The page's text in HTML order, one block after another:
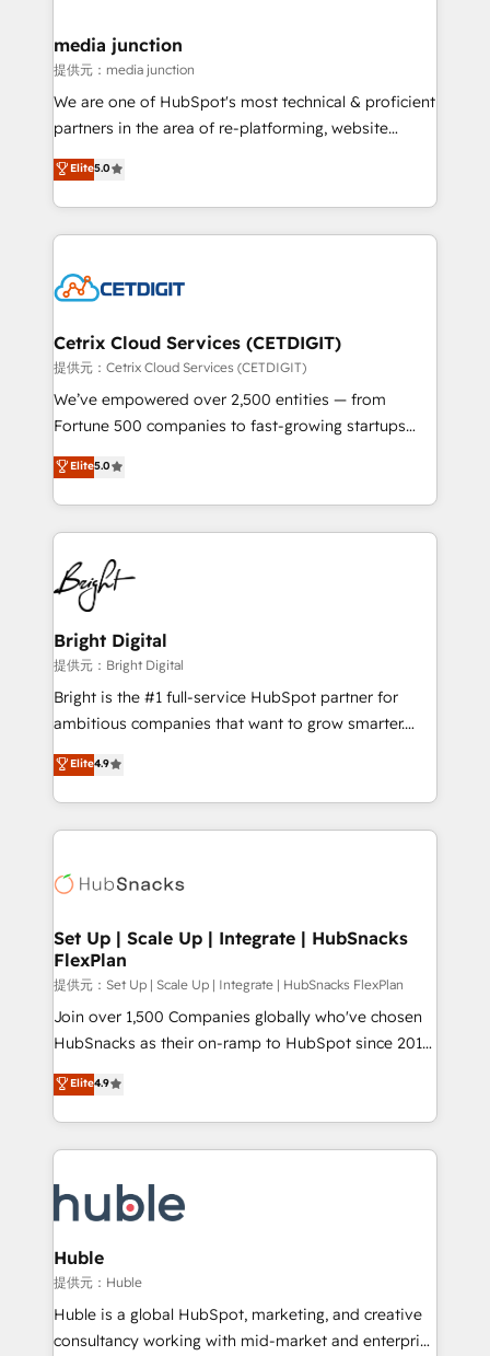
Mexico, USA, and Portugal—we've executed over a
hundred successful operations. Our approach,
rooted in RevOps principles, integrates analysis,
training, planning, and qualification. Leveraging
inbound marketing tactics, we focus on
understanding, nurturing, and converting leads.
competitive market.
media junction
提供元：media junction
We are one of HubSpot's most technical & proficient
partners in the area of re-platforming, website
design & development. We specialize in multi-hub
implementations for mid-market & enterprise
companies. We are woman-owned, powered by
coffee, and we ❤️ dogs. We produce award-winning
Impact Award 🏆2022 Technical Expertise Impact
Award 🏆2020 Elite Solutions Partner 🏆2019
Integrations HubSpot Impact Award 🏆2019
Marketing Enablement HubSpot Impact Award 🏆
2018 Website Design HubSpot Impact Award 🏆2017
Growth-Driven Design Agency of the Year 🏆2016
Sales Enablement HubSpot Impact Award 🏆2015
HubSpot COS Performance Award 🏆2014 HubSpot
COS Design Award 🏆2013 HubSpot Marketplace
Partner 📆Founded in 1997
Elite5.0
Cetrix Cloud Services (CETDIGIT)
提供元：Cetrix Cloud Services (CETDIGIT)
We’ve empowered over 2,500 entities — from
Fortune 500 companies to fast-growing startups
and nonprofits — to streamline operations, scale
revenue, and unlock the full potential of HubSpot.
With deep technical and industry expertise, we fuse
automation, integration, and AI innovation to deliver
lasting impact. We specialize in: • Turnkey and end-
to-end HubSpot implementations • Onboarding for
Sales, Service, Marketing & Content Hubs • AI voice
and chat agents, predictive automation, and smart
workflows • Salesforce + HubSpot integration •
Website design and CMS development • ERP
integration: SAP, NetSuite, Microsoft Dynamics, … •
platform • Client/member portals built on HubSpot •
CaterSuite for the catering industry • Custom and
WooCommerce, BuilderTrend, and more Experience
the difference — reach out to see how AI + HubSpot
Elite5.0
Bright Digital
提供元：Bright Digital
Bright is the #1 full-service HubSpot partner for
ambitious companies that want to grow smarter.
From HubSpot onboarding, to training, from
developing a new website to lead generation and
digital marketing; we do it all (and with great
results)! In short, our services include: - HubSpot
HubSpot development: websites, custom modules,
marketing, advertising, campaigns, content and
design We connect people, data and technology to
improve customer experiences. With our bright
people, exciting ideas and can-do mentality, we
ensure revenue growth on a daily basis. So tell us
team of 100+ experts is ready for you! Driving digital
growth | www.brightdigital.com
Elite4.9
Set Up | Scale Up | Integrate | HubSnacks
FlexPlan
提供元：Set Up | Scale Up | Integrate | HubSnacks FlexPlan
Join over 1,500 Companies globally who've chosen
HubSnacks as their on-ramp to HubSpot since 2014
Simple pay-as-you-go plans that accelerate value...
1️⃣ Set Up | Onboarding New or Check-fixing existing
HubSpot portals 2️⃣ Scale Up | 100% HubSpot Task
Execution... Global 24/7 ... All Experts 3️⃣ Integrate |
Slash months from your API Integration project... ⬅️
Click "Contact Business" ⬅️ to access 150+ Kickstart
Integration templates that put HubSpot in the center
of your tech stack, syncing... 🛍️ Shopify or
WooCommerce 💲 Stripe or Paypal 💰 Sage or
Netsuite 🤖 Google or Microsoft ✍️ DocuSign or
Elite4.9
Huble
提供元：Huble
Huble is a global HubSpot, marketing, and creative
consultancy working with mid-market and enterprise